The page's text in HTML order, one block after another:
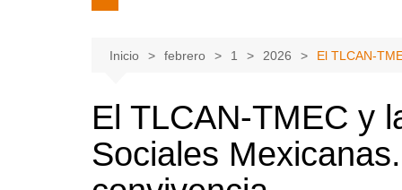
Cabos Sueltos
Disruptor
Espacio Ciudadano
FILMOGRAFÍAS
Crónica
Libros
Valor Público
Estadística
Hemeródromo
Inicio febrero 1 2026 El TLCAN-
El TLCAN-TMEC y
Sociales